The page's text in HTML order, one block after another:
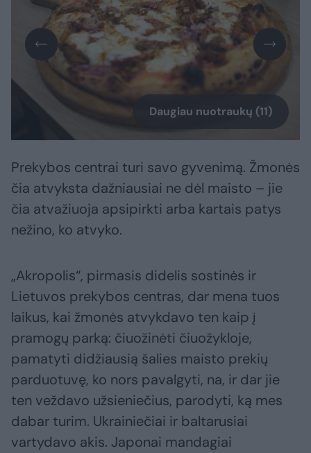
Daugiau nuotraukų (11)
Prekybos centrai turi savo gyvenimą. Žmonės
čia atvyksta dažniausiai ne dėl maisto – jie
čia atvažiuoja apsipirkti arba kartais patys
nežino, ko atvyko.
„Akropolis“, pirmasis didelis sostinės ir
Lietuvos prekybos centras, dar mena tuos
laikus, kai žmonės atvykdavo ten kaip į
pramogų parką: čiuožinėti čiuožykloje,
pamatyti didžiausią šalies maisto prekių
parduotuvę, ko nors pavalgyti, na, ir dar jie
ten veždavo užsieniečius, parodyti, ką mes
dabar turim. Ukrainiečiai ir baltarusiai
vartydavo akis. Japonai mandagiai